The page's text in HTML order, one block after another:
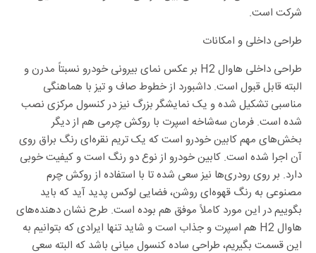
شرکت است.
طراحی داخلی و امکانات
طراحی داخلی هاوال H2 بر عکس نمای بیرونی خودرو نسبتاً مدرن و
البته قابل قبول است. داشبورد از خطوط صاف و تیز با هماهنگی
مناسبی تشکیل شده و یک نمایشگر بزرگ نیز در کنسول مرکزی نصب
شده است. فرمان سه‌شاخه اسپرت با روکش چرمی هم از دیگر
بخش‌های مهم کابین خودرو است که یک تریم نقره‌ای رنگ براق روی
آن اجرا شده است. کابین خودرو از نوع دو رنگ است و کیفیت خوبی
دارد. بر روی رودری‌ها نیز سعی شده تا با استفاده از روکش چرم
مصنوعی به رنگ قهوه‌ای روشن، فضایی لوکس پدید آید که باید
بگوییم در این مورد کاملاً موفق هم بوده است. طرح نشان دهنده‌های
هاوال H2 هم اسپرت و جذاب است و شاید تنها ایرادی که بتوانیم به
این قسمت بگیریم، طراحی ساده کنسول میانی باشد که البته سعی